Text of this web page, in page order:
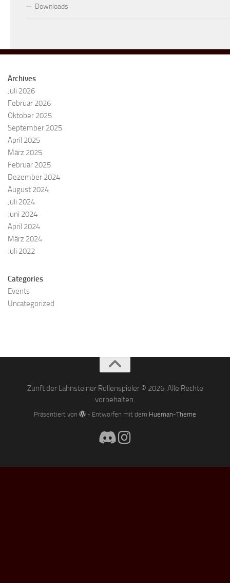
Downloads
Archives
Juli 2026
Februar 2026
Oktober 2025
September 2025
April 2025
März 2025
Februar 2025
Dezember 2024
August 2024
Juli 2024
Juni 2024
April 2024
März 2024
Juli 2022
Categories
Events
Uncategorized
Zunft der Lahnsteiner Rollenspieler © 2026. Alle Rechte
vorbehalten.
Präsentiert von - Entworfen mit dem Hueman-Theme